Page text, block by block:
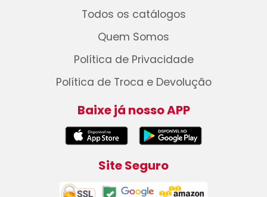
Todos os catálogos
Quem Somos
Política de Privacidade
Política de Troca e Devolução
Baixe já nosso APP
Site Seguro